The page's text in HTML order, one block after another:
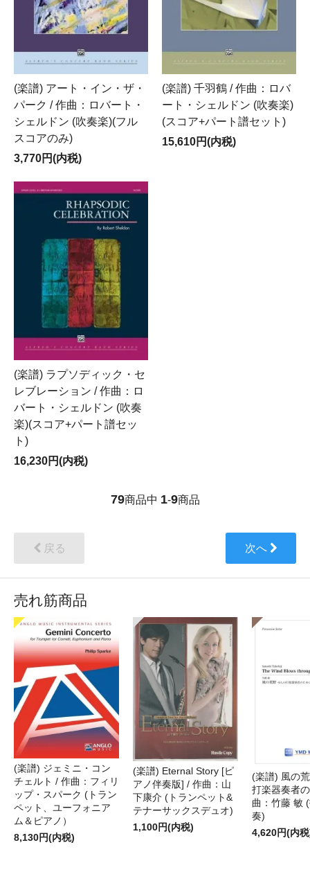
(楽譜) アート・イン・ザ・
パーク / 作曲：ロバート・
シェルドン (吹奏楽)(フル
スコアのみ)
3,770円(内税)
(楽譜) 千羽鶴 / 作曲：ロバ
ート・シェルドン (吹奏楽)
(スコア+パート譜セット)
15,610円(内税)
(楽譜) ラプソディック・セ
レブレーション / 作曲：ロ
バート・シェルドン (吹奏
楽)(スコア+パート譜セッ
ト)
16,230円(内税)
79商品中 1-9商品
戻る 次へ
売れ筋商品
(楽譜) ジェミニ・コン
チェルト / 作曲：フィリ
ップ・スパーク (トラン
ペット、ユーフォニア
ム＆ピアノ）
8,130円(内税)
(楽譜) Eternal Story [ピ
アノ伴奏版] / 作曲：山
下康介 (トランペット&
テナーサックスデュオ)
1,100円(内税)
(楽譜) 風の
打楽器奏者
曲：竹藤 敏
奏)
4,620円(内